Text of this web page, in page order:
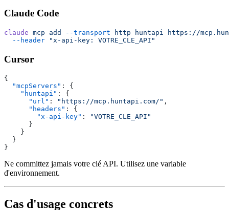
Claude Code
claude mcp add --transport http huntapi
https://
  --header
"x-api-key: VOTRE_CLE_API"
Cursor
{
  "mcpServers"
: {
    "huntapi"
: {
      "url"
: "https://mcp.huntapi.com/" ,
      "headers"
: {
        "x-api-key"
:
"VOTRE_CLE_API"
      }
    }
  }
}
Ne committez jamais votre clé API. Utilisez une variable
d'environnement.
Cas d'usage concrets